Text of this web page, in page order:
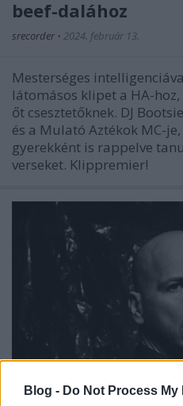
Blog - Do Not Process
beef-dalához
srecorder • 2024. február 13.
Mesterséges
látomásos klipet a HA-
őt csesztetőknek. DJ
és a Mulató Aztékok MC-
gyerekként is rappelve
verseket. Klippremier!